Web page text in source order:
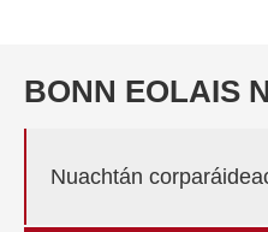
BONN EOLAIS
Nuachtán